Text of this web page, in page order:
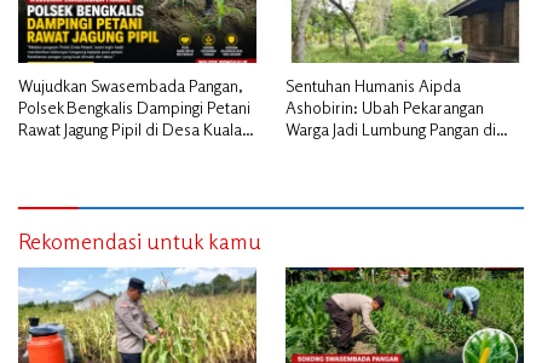
Wujudkan Swasembada Pangan,
Polsek Bengkalis Dampingi Petani
Rawat Jagung Pipil di Desa Kuala
Sentuhan Humanis Aipda
Ashobirin: Ubah Pekarangan
Warga Jadi Lumbung Pangan di
Rekomendasi untuk kamu